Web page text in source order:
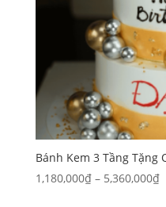
Bánh Kem 3 Tầng Tặng
1,180,000₫ – 5,360,000₫